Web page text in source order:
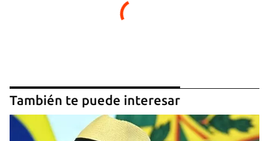
También te puede interesar